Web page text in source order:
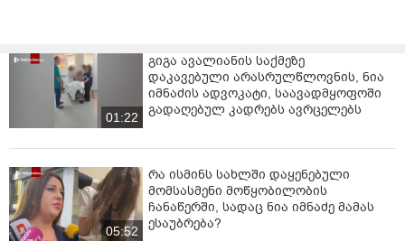
01:22
გიგა ავალიანის საქმეზე
დაკავებული არასრულწლოვნის, ნია
იმნაძის ადვოკატი, საავადმყოფოში
გადაღებულ კადრებს ავრცელებს
05:52
რა ისმინს სახლში დაყენებული
მომსასმენი მოწყობილობის
ჩანაწერში, სადაც ნია იმნაძე მამას
ესაუბრება?